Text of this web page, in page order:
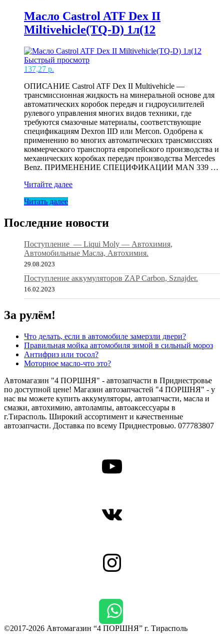
1л
Масло Castrol ATF Dex II
Miltivehicle(TQ-D) 1л(12
Быстрый просмотр
137,27 р.
ОПИСАНИЕ Castrol ATF Dex II Multivehicle —
трансмиссионная жидкость на минеральной основе для
автоматических коробок передач и гидроусилителей
рулевого управления многих видов техники, где
требуются смазочные материалы, соответствующие
спецификациям Dexron IID или Mercon. Одобрена к
применению во многих автоматических трансмиссиях
коммерческого транспорта европейского производства и
механических коробках передач производства Mercedes
Benz. ПРИМЕНЕНИЕ СПЕЦИФИКАЦИИ MAN 339 …
Масло
ATF
II
Miltivehicle(TQ-
1л(12
Читайте далее
Читать далее
Последние новости
Поступление — Liqui Moly — Автохимия,
Автомобильные Масла, Автохимия.
29.08.2023
Поступление аккумуляторов ZAP Carbon, Sznajder.
16.02.2023
За рулём!
Что делать, если в автомобиле замерзли двери?
Правильная мойка автомобиля зимой в сильный мороз
Антифриз или тосол?
Моторное масло-что это?
Автомагазин "4 ПОРШНЯ" - автозапчасти в Приднестровье
по доступной цене! Магазин автозапчастей "4 ПОРШНЯ" - у
нас вы можете купить аккумуляторы, автозапчасти, масла и
смазки, автохимию, автолампы, автоаксессуары в
г.Тирасполь. Широкий ассортимент и качественные
автозапчасти. Доставка по всему Приднестровью. 077783807
YouTube
ВКонтакте
Instagram
©2017-2026 Автомагазин “4 ПОРШНЯ” г. Тирасполь